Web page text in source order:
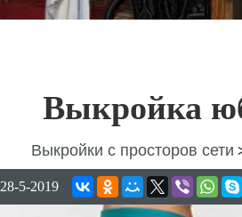
Выкройка
Выкройки с просторов сети
28-5-2019